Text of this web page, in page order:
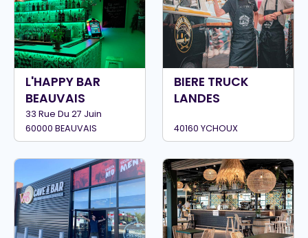
L'HAPPY BAR
BEAUVAIS
33 Rue Du 27 Juin
60000 BEAUVAIS
BIERE TRUCK
LANDES
40160 YCHOUX